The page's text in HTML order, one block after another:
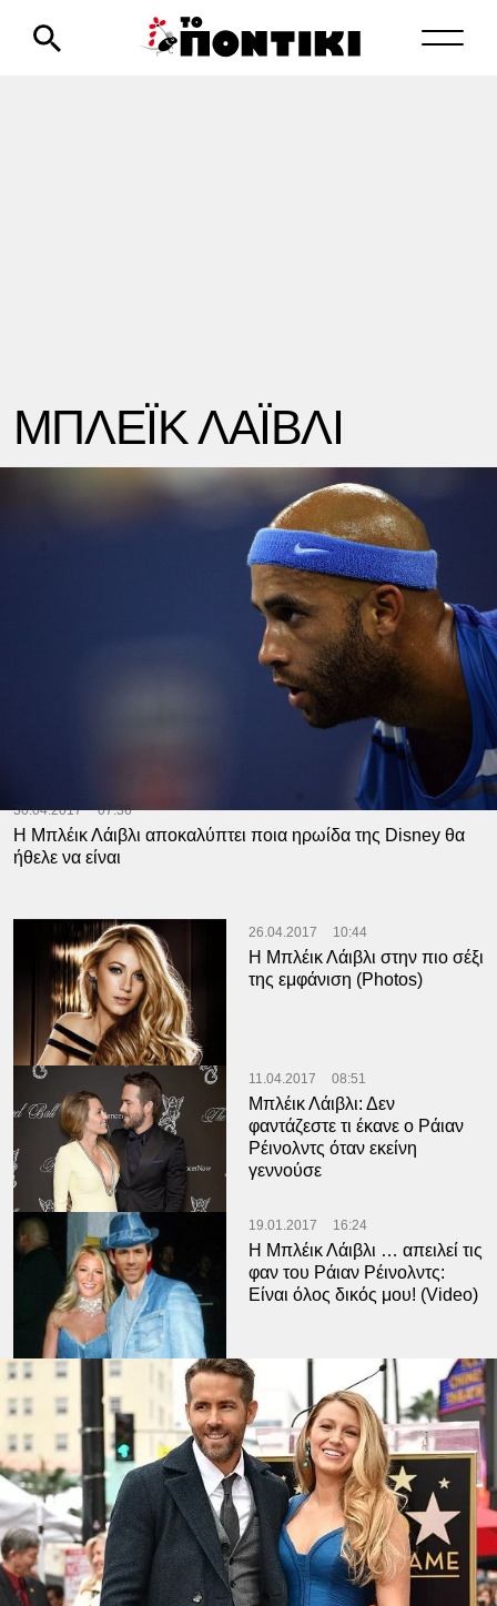
ΜΠΛΕΪΚ ΛΑΪΒΛΙ
30.04.2017 07:36
H Mπλέικ Λάιβλι αποκαλύπτει ποια ηρωίδα της Disney θα
ήθελε να είναι
26.04.2017 10:44
Η Μπλέικ Λάιβλι στην πιο σέξι
της εμφάνιση (Photos)
11.04.2017 08:51
Μπλέικ Λάιβλι: Δεν
φαντάζεστε τι έκανε ο Ράιαν
Ρέινολντς όταν εκείνη
γεννούσε
19.01.2017 16:24
Η Μπλέικ Λάιβλι … απειλεί τις
φαν του Ράιαν Ρέινολντς:
Είναι όλος δικός μου! (Video)